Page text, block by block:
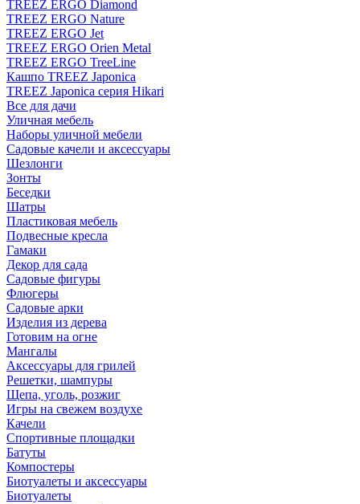
TREEZ ERGO Diamond
TREEZ ERGO Nature
TREEZ ERGO Jet
TREEZ ERGO Orien Metal
TREEZ ERGO TreeLine
Кашпо TREEZ Japonica
TREEZ Japonica серия Hikari
Все для дачи
Уличная мебель
Наборы уличной мебели
Садовые качели и аксессуары
Шезлонги
Зонты
Беседки
Шатры
Пластиковая мебель
Подвесные кресла
Гамаки
Декор для сада
Садовые фигуры
Флюгеры
Садовые арки
Изделия из дерева
Готовим на огне
Мангалы
Аксессуары для грилей
Решетки, шампуры
Щепа, уголь, розжиг
Игры на свежем воздухе
Качели
Спортивные площадки
Батуты
Компостеры
Биотуалеты и аксессуары
Биотуалеты